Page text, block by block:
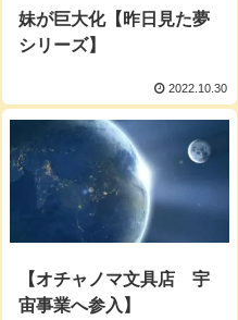
妹が巨大化【昨日見た夢
シリーズ】
2022.10.30
【オチャノマ文具店 宇
宙事業へ参入】